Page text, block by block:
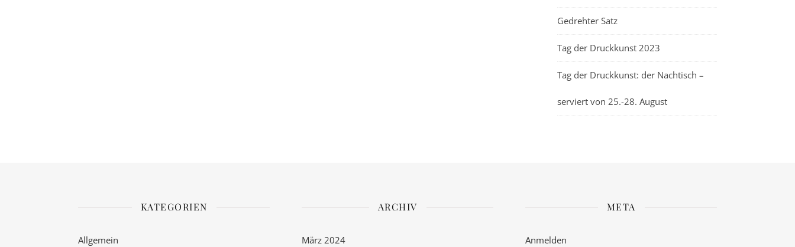
Gedrehter Satz
Tag der Druckkunst 2023
Tag der Druckkunst: der Nachtisch –
serviert von 25.-28. August
KATEGORIEN
Allgemein
ARCHIV
März 2024
META
Anmelden